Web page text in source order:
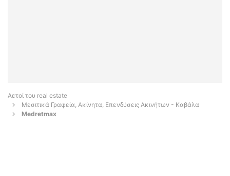
Αετοί του real estate
Μεσιτικά Γραφεία, Ακίνητα, Επενδύσεις Ακινήτων - Καβάλα
Medretmax